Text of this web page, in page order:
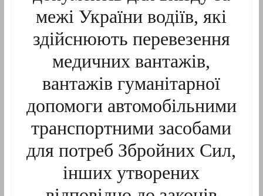
межі України водіїв, які
здійснюють перевезення
медичних вантажів,
вантажів гуманітарної
допомоги автомобільними
транспортними засобами
для потреб Збройних Сил,
інших утворених